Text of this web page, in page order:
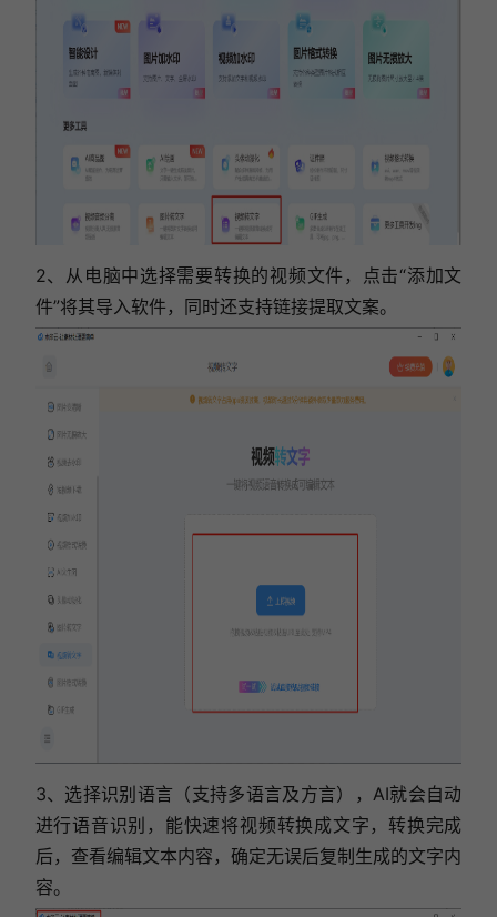
2、从电脑中选择需要转换的视频文件，点击“添加文
件”将其导入软件，同时还支持链接提取文案。
3、选择识别语言（支持多语言及方言），AI就会自动
进行语音识别，能快速将视频转换成文字，转换完成
后，查看编辑文本内容，确定无误后复制生成的文字内
容。